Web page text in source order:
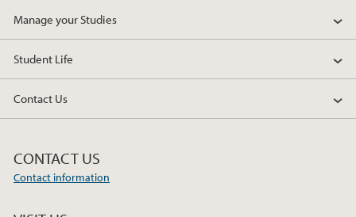
Manage your Studies
Student Life
Contact Us
CONTACT US
Contact information